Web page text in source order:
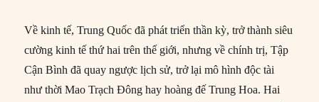
Về kinh tế, Trung Quốc đã phát triển thần kỳ, trở thành siêu
cường kinh tế thứ hai trên thế giới, nhưng về chính trị, Tập
Cận Bình đã quay ngược lịch sử, trở lại mô hình độc tài
như thời Mao Trạch Đông hay hoàng đế Trung Hoa. Hai